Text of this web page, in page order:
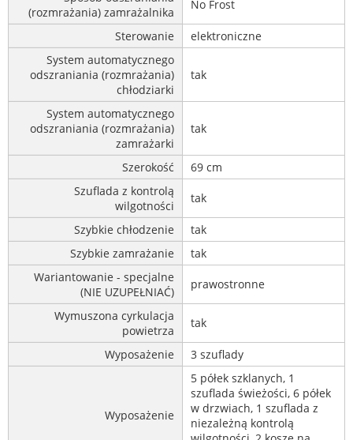
(rozmrażania) zamrażalnika
No Frost
Sterowanie
elektroniczne
System automatycznego
odszraniania (rozmrażania)
chłodziarki
tak
System automatycznego
odszraniania (rozmrażania)
zamrażarki
tak
Szerokość
69 cm
Szuflada z kontrolą
wilgotności
tak
Szybkie chłodzenie
tak
Szybkie zamrażanie
tak
Wariantowanie - specjalne
(NIE UZUPEŁNIAĆ)
prawostronne
Wymuszona cyrkulacja
powietrza
tak
Wyposażenie 3 szuflady
Wyposażenie
5 półek szklanych, 1
szuflada świeżości, 6 półek
w drzwiach, 1 szuflada z
niezależną kontrolą